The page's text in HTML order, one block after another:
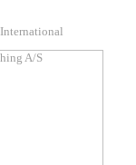
International